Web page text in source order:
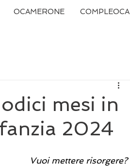
OCAMERONE COMPLEOCA
mesi in
2024
Vuoi mettere risorgere?